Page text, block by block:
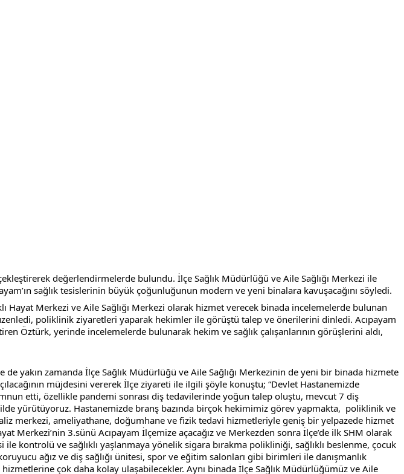
değerlendirmelerde bulundu. İlçe Sağlık Müdürlüğü ve Aile Sağlığı Merkezi ile
sağlık tesislerinin büyük çoğunluğunun modern ve yeni binalara kavuşacağını söyledi.
Hayat Merkezi ve Aile Sağlığı Merkezi olarak hizmet verecek binada incelemelerde bulunan
poliklinik ziyaretleri yaparak hekimler ile görüştü talep ve önerilerini dinledi. Acıpayam
Öztürk, yerinde incelemelerde bulunarak hekim ve sağlık çalışanlarının görüşlerini aldı,
de yakın zamanda İlçe Sağlık Müdürlüğü ve Aile Sağlığı Merkezinin de yeni bir binada hizmete
müjdesini vererek İlçe ziyareti ile ilgili şöyle konuştu; “Devlet Hastanemizde
etti, özellikle pandemi sonrası diş tedavilerinde yoğun talep oluştu, mevcut 7 diş
yürütüyoruz. Hastanemizde branş bazında birçok hekimimiz görev yapmakta,  poliklinik ve
merkezi, ameliyathane, doğumhane ve fizik tedavi hizmetleriyle geniş bir yelpazede hizmet
Merkezi’nin 3.sünü Acıpayam İlçemize açacağız ve Merkezden sonra İlçe’de ilk SHM olarak
kontrolü ve sağlıklı yaşlanmaya yönelik sigara bırakma polikliniği, sağlıklı beslenme, çocuk
ağız ve diş sağlığı ünitesi, spor ve eğitim salonları gibi birimleri ile danışmanlık
çok daha kolay ulaşabilecekler. Aynı binada İlçe Sağlık Müdürlüğümüz ve Aile